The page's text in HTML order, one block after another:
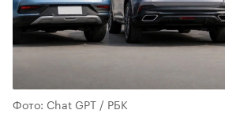
Фото: Chat GPT / РБК